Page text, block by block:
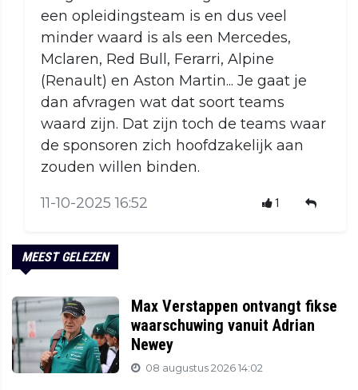
een opleidingsteam is en dus veel
minder waard is als een Mercedes,
Mclaren, Red Bull, Ferarri, Alpine
(Renault) en Aston Martin... Je gaat je
dan afvragen wat dat soort teams
waard zijn. Dat zijn toch de teams waar
de sponsoren zich hoofdzakelijk aan
zouden willen binden.
11-10-2025 16:52 1
MEEST GELEZEN
Max Verstappen ontvangt fikse
waarschuwing vanuit Adrian
Newey
08 augustus 2026 14:02